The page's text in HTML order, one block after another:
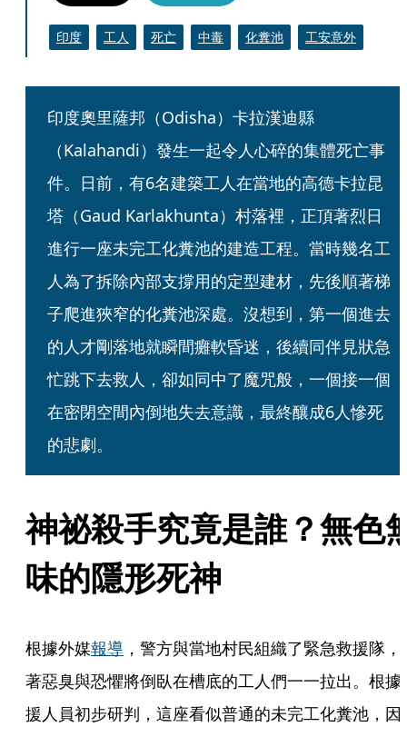
印度 工人 死亡 中毒 化糞池 工安意外
印度奧里薩邦（Odisha）卡拉漢迪縣
（Kalahandi）發生一起令人心碎的集體死亡事
件。日前，有6名建築工人在當地的高德卡拉昆
塔（Gaud Karlakhunta）村落裡，正頂著烈日
進行一座未完工化糞池的建造工程。當時幾名工
人為了拆除內部支撐用的定型建材，先後順著梯
子爬進狹窄的化糞池深處。沒想到，第一個進去
的人才剛落地就瞬間癱軟昏迷，後續同伴見狀急
忙跳下去救人，卻如同中了魔咒般，一個接一個
在密閉空間內倒地失去意識，最終釀成6人慘死
的悲劇。
神祕殺手究竟是誰？無色
味的隱形死神
根據外媒報導 ，警方與當地村民組織了緊急救援隊，
著惡臭與恐懼將倒臥在槽底的工人們一一拉出。根據
援人員初步研判，這座看似普通的未完工化糞池，因